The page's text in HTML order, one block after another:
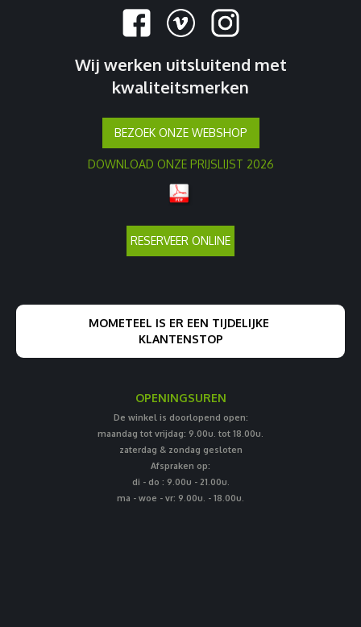
Wij werken uitsluitend met
kwaliteitsmerken
BEZOEK ONZE WEBSHOP
DOWNLOAD ONZE PRIJSLIJST 2026
RESERVEER ONLINE
MOMETEEL IS ER EEN TIJDELIJKE
KLANTENSTOP
OPENINGSUREN
De winkel is doorlopend open:
maandag tot vrijdag: 9.00u. tot 18.00u.
zaterdag & zondag gesloten
Afspraken op:
di - do : 9.00u - 21.00u.
ma - woe - vr: 9.00u. - 18.00u.